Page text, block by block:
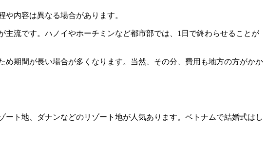
内容は異なる場合があります。
流です。ハノイやホーチミンなど都市部では、1日で終わらせることが
期間が長い場合が多くなります。当然、その分、費用も地方の方がかか
ト地、ダナンなどのリゾート地が人気あります。ベトナムで結婚式はし